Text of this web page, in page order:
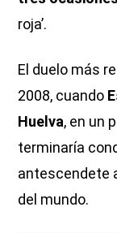
roja’.
El duelo más
2008, cuando
Huelva, en un
terminaría
antescendete
del mundo.